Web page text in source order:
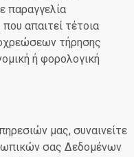
παραγγελία
απαιτεί τέτοια
τήρησης
ή φορολογική
μας, συναινείτε
σας Δεδομένων